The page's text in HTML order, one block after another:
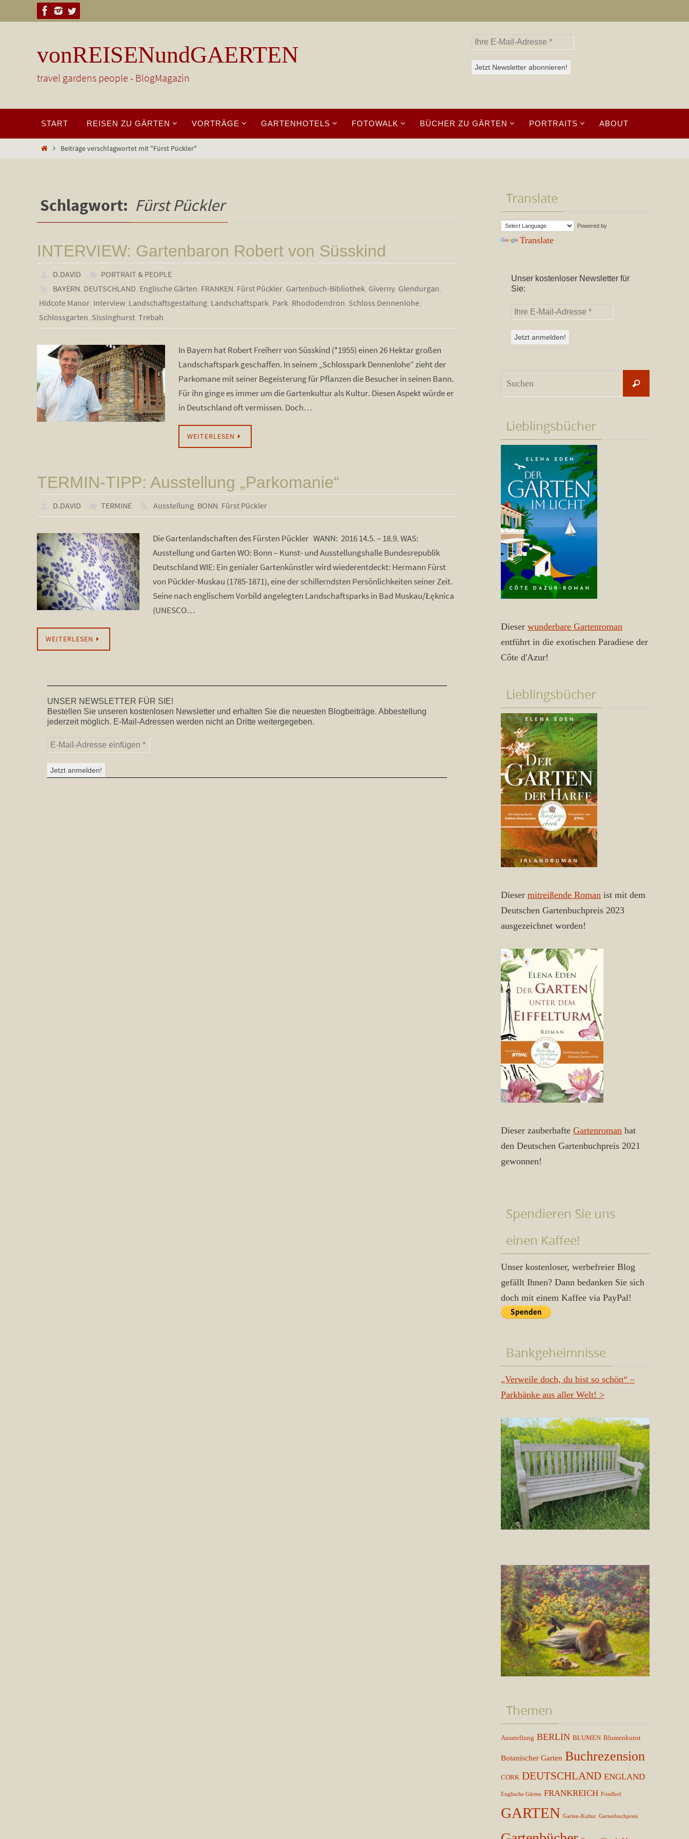
Inhalt
vonREISENundGAERTEN
travel gardens people - BlogMagazin
springen
START REISEN ZU GÄRTEN VORTRÄGE GARTENHOTELS FOTOWALK BÜCHER ZU GÄRTEN PORTRAITS ABOUT
StartBeiträge verschlagwortet mit "Fürst Pückler"
Schlagwort: Fürst Pückler
INTERVIEW: Gartenbaron Robert von Süsskind
D.DAVID
PORTRAIT & PEOPLE
BAYERN, DEUTSCHLAND, Englische Gärten, FRANKEN, Fürst Pückler, Gartenbuch-Bibliothek, Giverny, Glendurgan,
Hidcote Manor, Interview, Landschaftsgestaltung, Landschaftspark, Park, Rhododendron, Schloss Dennenlohe,
Schlossgarten, Sissinghurst, Trebah
In Bayern hat Robert Freiherr von Süsskind (*1955) einen 26 Hektar großen
Landschaftspark geschaffen. In seinem „Schlosspark Dennenlohe“ zieht der
Parkomane mit seiner Begeisterung für Pflanzen die Besucher in seinen Bann.
Für ihn ginge es immer um die Gartenkultur als Kultur. Diesen Aspekt würde er
in Deutschland oft vermissen. Doch…
WEITERLESEN
TERMIN-TIPP: Ausstellung „Parkomanie“
D.DAVID TERMINE Ausstellung, BONN, Fürst Pückler
Die Gartenlandschaften des Fürsten Pückler WANN: 2016 14.5. – 18.9. WAS:
Ausstellung und Garten WO: Bonn – Kunst- und Ausstellungshalle Bundesrepublik
Deutschland WIE: Ein genialer Gartenkünstler wird wiederentdeckt: Hermann Fürst
von Pückler-Muskau (1785-1871), eine der schillerndsten Persönlichkeiten seiner Zeit.
Seine nach englischem Vorbild angelegten Landschaftsparks in Bad Muskau/Łęknica
(UNESCO…
WEITERLESEN
UNSER NEWSLETTER FÜR SIE!
Bestellen Sie unseren kostenlosen Newsletter und erhalten Sie die neuesten Blogbeiträge. Abbestellung
jederzeit möglich. E-Mail-Adressen werden nicht an Dritte weitergegeben.
Translate
Powered by
Translate
Unser kostenloser Newsletter für
Sie:
Suchen
Lieblingsbücher
Dieser wunderbare Gartenroman
entführt in die exotischen Paradiese der
Côte d'Azur!
Lieblingsbücher
Dieser mitreißende Roman ist mit dem
Deutschen Gartenbuchpreis 2023
ausgezeichnet worden!
Dieser zauberhafte Gartenroman hat
den Deutschen Gartenbuchpreis 2021
gewonnen!
Spendieren Sie uns
einen Kaffee!
Unser kostenloser, werbefreier Blog
gefällt Ihnen? Dann bedanken Sie sich
doch mit einem Kaffee via PayPal!
Bankgeheimnisse
„Verweile doch, du bist so schön“ –
Parkbänke aus aller Welt! >
Themen
Ausstellung BERLIN BLUMEN Blumenkunst
Botanischer Garten Buchrezension
CORK DEUTSCHLAND ENGLAND
Englische Gärten FRANKREICH Friedhof
GARTEN Garten-Kultur Gartenbuchpreis